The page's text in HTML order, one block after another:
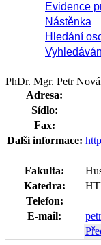
Evidence
Nástěnka
Hledání
PhDr. Mgr. Petr
Adresa:
Sídlo:
Fax:
Další informace:
Fakulta:
Katedra:
Telefon:
E-mail: